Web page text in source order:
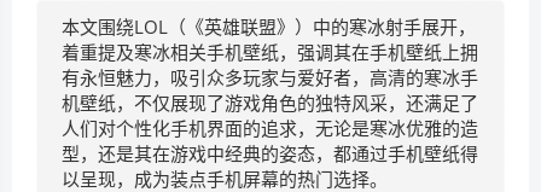
本文围绕LOL（《英雄联盟》）中的寒冰射手展开，
着重提及寒冰相关手机壁纸，强调其在手机壁纸上拥
有永恒魅力，吸引众多玩家与爱好者，高清的寒冰手
机壁纸，不仅展现了游戏角色的独特风采，还满足了
人们对个性化手机界面的追求，无论是寒冰优雅的造
型，还是其在游戏中经典的姿态，都通过手机壁纸得
以呈现，成为装点手机屏幕的热门选择。